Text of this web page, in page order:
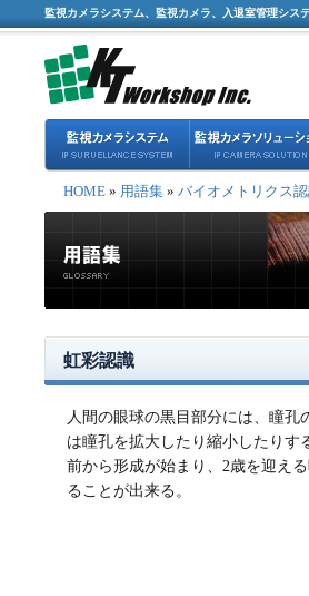
監視カメラシステム、監視カメラ、入退室管理シス
HOME » 用語集 » バイオメトリクス
虹彩認識
人間の眼球の黒目部分には、瞳
は瞳孔を拡大したり縮小したり
前から形成が始まり、2歳を迎え
ることが出来る。